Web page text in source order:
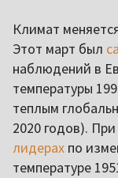
Климат
Этот март был
наблюдений в
температуры
теплым
2020 годов).
лидерах по
температуре